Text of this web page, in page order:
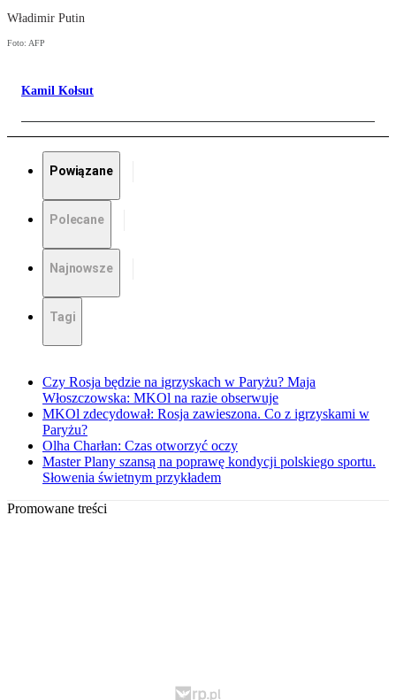
Władimir Putin
Foto: AFP
Kamil Kołsut
Powiązane
Polecane
Najnowsze
Tagi
Czy Rosja będzie na igrzyskach w Paryżu? Maja
Włoszczowska: MKOl na razie obserwuje
MKOl zdecydował: Rosja zawieszona. Co z igrzyskami w
Paryżu?
Olha Charłan: Czas otworzyć oczy
Master Plany szansą na poprawę kondycji polskiego sportu.
Słowenia świetnym przykładem
Promowane treści